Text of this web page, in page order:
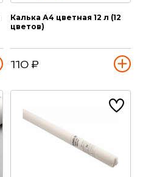
Калька А4 цветная 12 л (12
цветов)
110 ₽